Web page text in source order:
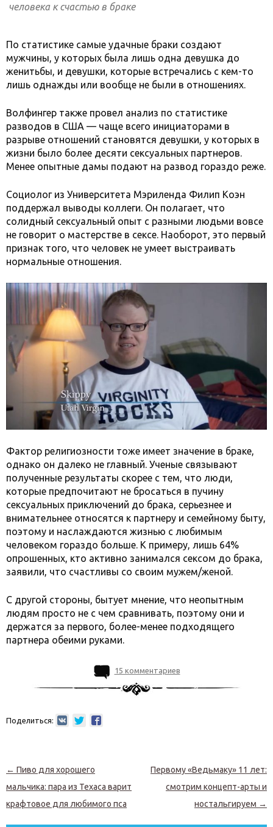
человека к счастью в браке
По статистике самые удачные браки создают
мужчины, у которых была лишь одна девушка до
женитьбы, и девушки, которые встречались с кем-то
лишь однажды или вообще не были в отношениях.
Волфингер также провел анализ по статистике
разводов в США — чаще всего инициаторами в
разрыве отношений становятся девушки, у которых в
жизни было более десяти сексуальных партнеров.
Менее опытные дамы подают на развод гораздо реже.
Социолог из Университета Мэриленда Филип Коэн
поддержал выводы коллеги. Он полагает, что
солидный сексуальный опыт с разными людьми вовсе
не говорит о мастерстве в сексе. Наоборот, это первый
признак того, что человек не умеет выстраивать
нормальные отношения.
Фактор религиозности тоже имеет значение в браке,
однако он далеко не главный. Ученые связывают
полученные результаты скорее с тем, что люди,
которые предпочитают не бросаться в пучину
сексуальных приключений до брака, серьезнее и
внимательнее относятся к партнеру и семейному быту,
поэтому и наслаждаются жизнью с любимым
человеком гораздо больше. К примеру, лишь 64%
опрошенных, кто активно занимался сексом до брака,
заявили, что счастливы со своим мужем/женой.
С другой стороны, бытует мнение, что неопытным
людям просто не с чем сравнивать, поэтому они и
держатся за первого, более-менее подходящего
партнера обеими руками.
15 комментариев
Поделиться:
Навигация по записям
← Пиво для хорошего
мальчика: пара из Техаса варит
крафтовое для любимого пса
Первому «Ведьмаку» 11 лет:
смотрим концепт-арты и
ностальгируем →